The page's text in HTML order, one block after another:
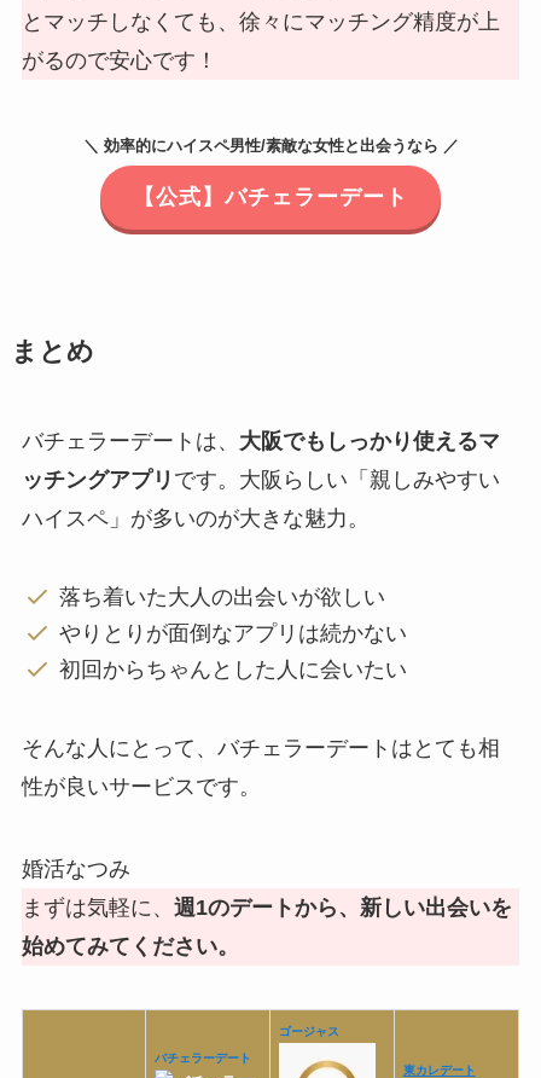
とマッチしなくても、徐々にマッチング精度が上
がるので安心です！
＼ 効率的にハイスペ男性/素敵な女性と出会うなら ／
【公式】バチェラーデート
まとめ
バチェラーデートは、 大阪でもしっかり使えるマ
ッチングアプリ です。大阪らしい「親しみやすい
ハイスペ」が多いのが大きな魅力。
落ち着いた大人の出会いが欲しい
やりとりが面倒なアプリは続かない
初回からちゃんとした人に会いたい
そんな人にとって、バチェラーデートはとても相
性が良いサービスです。
婚活なつみ
まずは気軽に、 週1のデートから、新しい出会いを
始めてみてください。
バチェラーデート
ゴージャス
東カレデート